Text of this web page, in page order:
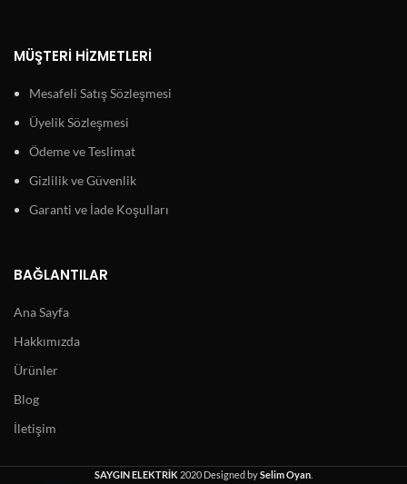
MÜŞTERI HIZMETLERI
Mesafeli Satış Sözleşmesi
Üyelik Sözleşmesi
Ödeme ve Teslimat
Gizlilik ve Güvenlik
Garanti ve İade Koşulları
BAĞLANTILAR
Ana Sayfa
Hakkımızda
Ürünler
Blog
İletişim
SAYGIN ELEKTRİK 2020 Designed bySelim Oyan